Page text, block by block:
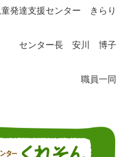
童発達支援センター きらり
ンター長 安川 博子
員一同